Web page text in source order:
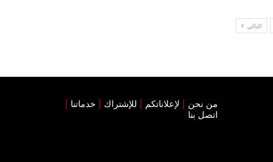
التالي
من نحن لإعلاناتكم للإشتراك
خدماتنا
اتصل بنا